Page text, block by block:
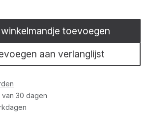
toevoegen
aan verlanglijst
30 dagen